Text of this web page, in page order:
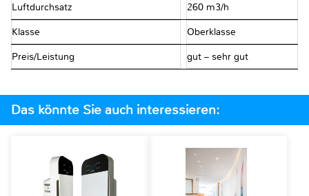
Luftdurchsatz 260 m3/h
Klasse Oberklasse
Preis/Leistung gut – sehr gut
Das könnte Sie auch interessieren: